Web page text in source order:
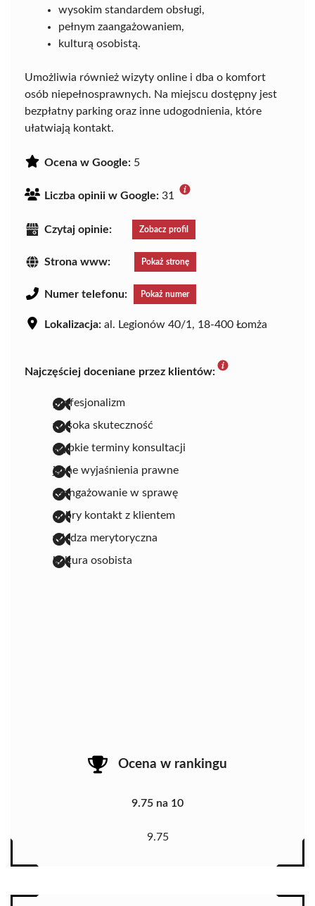
wysokim standardem obsługi,
pełnym zaangażowaniem,
kulturą osobistą.
Umożliwia również wizyty online i dba o komfort
osób niepełnosprawnych. Na miejscu dostępny jest
bezpłatny parking oraz inne udogodnienia, które
ułatwiają kontakt.
Ocena w Google: 5
Liczba opinii w Google: 31
Czytaj opinie: Zobacz profil
Strona www: Pokaż stronę
Numer telefonu: Pokaż numer
Lokalizacja: al. Legionów 40/1, 18-400 Łomża
Najczęściej doceniane przez klientów:
profesjonalizm
wysoka skuteczność
szybkie terminy konsultacji
jasne wyjaśnienia prawne
zaangażowanie w sprawę
dobry kontakt z klientem
wiedza merytoryczna
kultura osobista
Ocena w rankingu
9.75 na 10
9.75